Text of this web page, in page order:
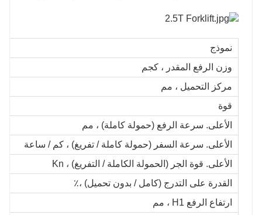
نموذج
وزن الرفع المقدر ، كجم
مركز التحميل ، مم
قوة
الأعلى. سرعة الرفع (حمولة كاملة) ، مم
الأعلى. سرعة السفر (حمولة كاملة / تفريغ) ، كم / ساعة
الأعلى. قوة الجر (الحمولة الكاملة / التفريغ) ، Kn
القدرة على التدرج (كامل / بدون تحميل) ،٪
ارتفاع الرفع H1 ، مم